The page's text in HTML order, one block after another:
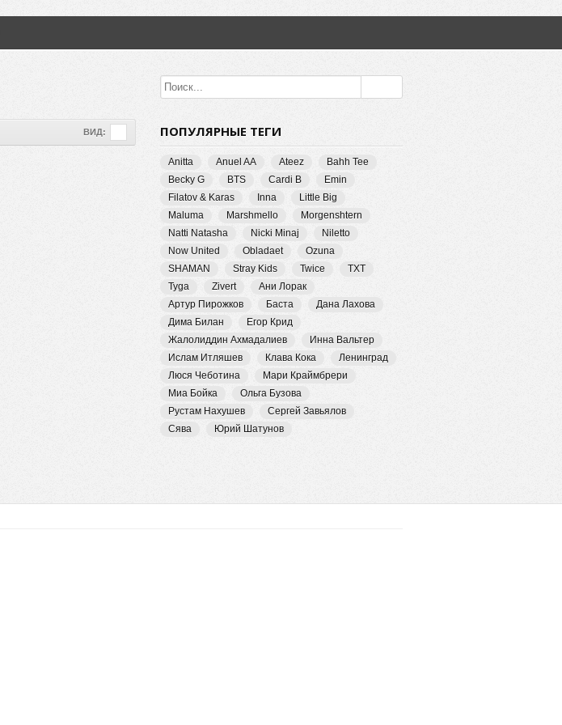
ВИД: ПОПУЛЯРНЫЕ ТЕГИ
Anitta Anuel AA Ateez
Bahh Tee
Becky G
BTS Cardi B
Emin
Filatov & Karas
Inna
Little Big
Maluma
Marshmello
Morgenshtern
Natti Natasha
Nicki Minaj
Niletto
Now United
Obladaet
Ozuna
SHAMAN
Stray Kids Twice
TXT
Tyga
Zivert
Ани Лорак
Артур Пирожков
Баста
Дана Лахова
Дима Билан
Егор Крид
Жалолиддин Ахмадалиев
Инна Вальтер
Ислам Итляшев
Клава Кока
Ленинград
Люся Чеботина
Мари Краймбрери
Миа Бойка
Ольга Бузова
Рустам Нахушев
Сергей Завьялов
Сява
Юрий Шатунов